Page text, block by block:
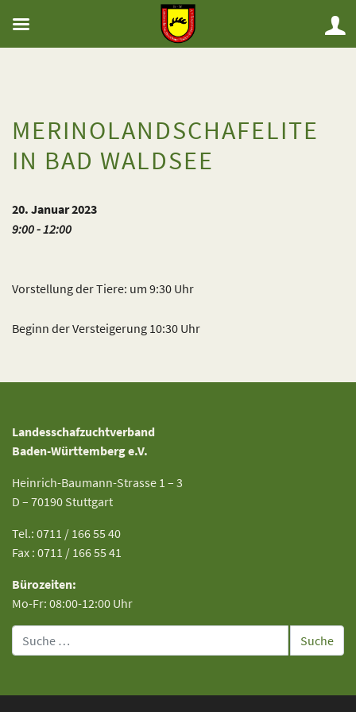
MERINOLANDSCHAFELITE
IN BAD WALDSEE
20. Januar 2023
9:00 - 12:00
Vorstellung der Tiere: um 9:30 Uhr
Beginn der Versteigerung 10:30 Uhr
Landesschafzuchtverband
Baden-Württemberg e.V.
Heinrich-Baumann-Strasse 1 – 3
D – 70190 Stuttgart
Tel.: 0711 / 166 55 40
Fax : 0711 / 166 55 41
Bürozeiten:
Mo-Fr: 08:00-12:00 Uhr
Suche